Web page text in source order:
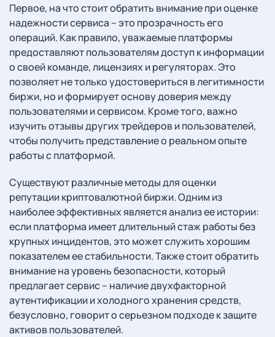
Первое, на что стоит обратить внимание при оценке
надежности сервиса – это прозрачность его
операций. Как правило, уважаемые платформы
предоставляют пользователям доступ к информации
о своей команде, лицензиях и регуляторах. Это
позволяет не только удостовериться в легитимности
биржи, но и формирует основу доверия между
пользователями и сервисом. Кроме того, важно
изучить отзывы других трейдеров и пользователей,
чтобы получить представление о реальном опыте
работы с платформой.
Существуют различные методы для оценки
репутации криптовалютной биржи. Одним из
наиболее эффективных является анализ ее истории:
если платформа имеет длительный стаж работы без
крупных инцидентов, это может служить хорошим
показателем ее стабильности. Также стоит обратить
внимание на уровень безопасности, который
предлагает сервис – наличие двухфакторной
аутентификации и холодного хранения средств,
безусловно, говорит о серьезном подходе к защите
активов пользователей.